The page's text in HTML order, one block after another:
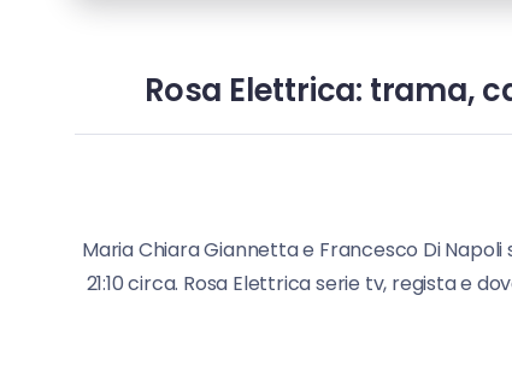
Rosa Elettrica: trama,
Maria Chiara Giannetta e Francesco Di
21:10 circa. Rosa Elettrica serie tv, regista e